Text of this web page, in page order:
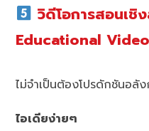
วิดีโอการสอนเชิ
Educational
ไม่จำเป็นต้องโปรดักชันอลั
ไอเดียง่ายๆ